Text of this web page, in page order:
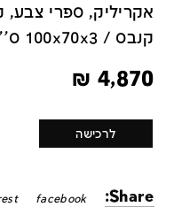
אקריליק, ספרי צבע,
קנבס / 100x70x3 ס''מ
4,870
₪
לרכישה
Share:
facebook